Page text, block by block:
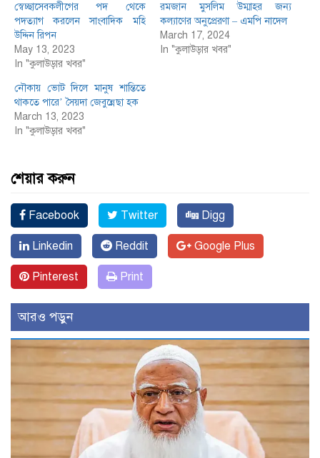
স্বেচ্ছাসেবকলীগের পদ থেকে
পদত্যাগ করলেন সাংবাদিক মহি
উদ্দিন রিপন
May 13, 2023
In "কুলাউড়ার খবর"
রমজান মুসলিম উম্মাহর জন্য
কল্যাণের অনুপ্রেরণা – এমপি নাদেল
March 17, 2024
In "কুলাউড়ার খবর"
নৌকায় ভোট দিলে মানুষ শান্তিতে
থাকতে পারে’ সৈয়দা জেবুন্নেছা হক
March 13, 2023
In "কুলাউড়ার খবর"
শেয়ার করুন
Facebook Twitter Digg
Linkedin Reddit Google Plus
Pinterest Print
আরও পড়ুন